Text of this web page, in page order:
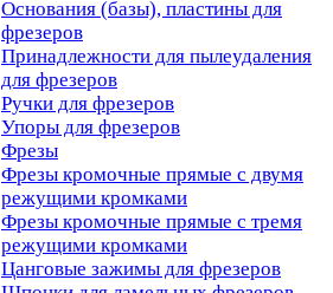
Основания (базы), пластины для
фрезеров
Принадлежности для пылеудаления
для фрезеров
Ручки для фрезеров
Упоры для фрезеров
Фрезы
Фрезы кромочные прямые с двумя
режущими кромками
Фрезы кромочные прямые с тремя
режущими кромками
Цанговые зажимы для фрезеров